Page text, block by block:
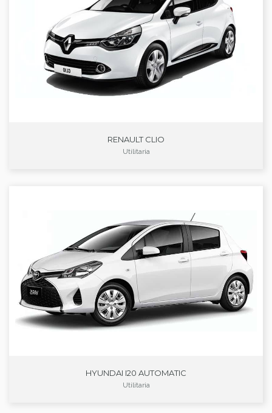
RENAULT CLIO
Utilitaria
HYUNDAI I20 AUTOMATIC
Utilitaria